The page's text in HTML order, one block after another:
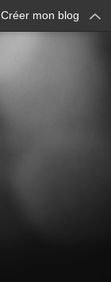
Créer mon blog